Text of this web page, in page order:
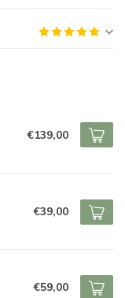
€139,00
€39,00
€59,00